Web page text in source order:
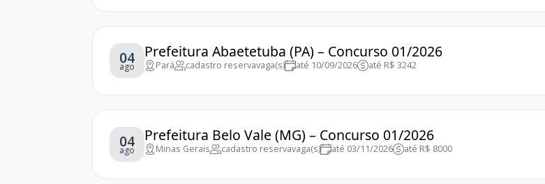
04
ago
Prefeitura Abaetetuba (PA) – Concurso 01/2026
Pará cadastro reservavaga(s) até 10/09/2026 até R$ 3242
04
ago
Prefeitura Belo Vale (MG) – Concurso 01/2026
Minas Gerais cadastro reservavaga(s) até 03/11/2026 até R$ 8000